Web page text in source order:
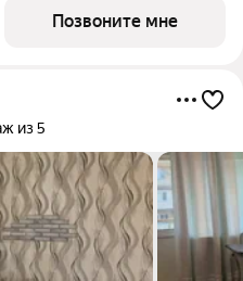
жителей отправной точкой в
Позвоните мне
из 5